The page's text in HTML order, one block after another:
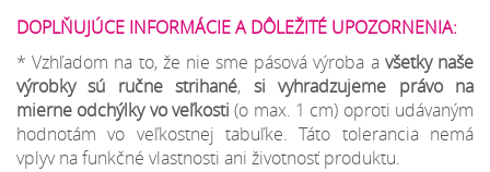
DOPLŇUJÚCE INFORMÁCIE A DÔLEŽITÉ UPOZORNENIA:
* Vzhľadom na to, že nie sme pásová výroba a všetky naše
výrobky sú ručne strihané, si vyhradzujeme právo na
mierne odchýlky vo veľkosti (o max. 1 cm) oproti udávaným
hodnotám vo veľkostnej tabuľke. Táto tolerancia nemá
vplyv na funkčné vlastnosti ani životnosť produktu.